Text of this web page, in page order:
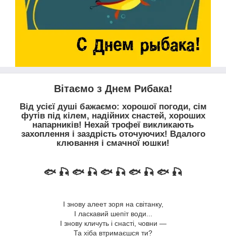
Вітаємо з Днем Рибака!
Від усієї душі бажаємо: хорошої погоди, сім
футів під кілем, надійних снастей, хороших
напарників! Нехай трофеї викликають
захоплення і заздрість оточуючих! Вдалого
клювання і смачної юшки!
🐟 🎣 🐟 🎣 🐟 🎣 🐟 🎣 🐟 🎣
І знову алеет зоря на світанку,
І ласкавий шепіт води...
І знову кличуть і снасті, човни —
Та хіба втримаєшся ти?